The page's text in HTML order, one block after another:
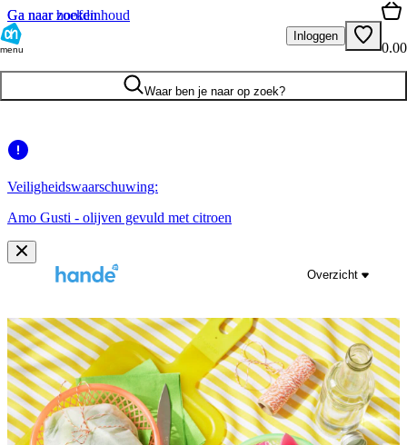
Ga naar hoofdinhoud
Ga naar zoeken
menu
Inloggen
0.00
Waar ben je naar op zoek?
Veiligheidswaarschuwing:
Amo Gusti - olijven gevuld met citroen
Overzicht